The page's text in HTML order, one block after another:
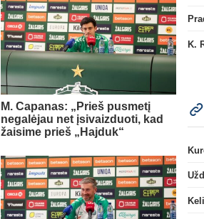
M. Capanas: „Prieš pusmetį
negalėjau net įsivaizduoti, kad
žaisime prieš „Hajduk“